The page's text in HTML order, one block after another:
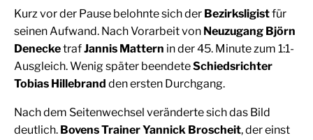
Kurz vor der Pause belohnte sich der Bezirksligistfür
seinen Aufwand. Nach Vorarbeit von Neuzugang Björn
DenecketrafJannis Mattern in der 45. Minute zum 1:1-
Ausgleich. Wenig später beendeteSchiedsrichter
Tobias Hillebrand den ersten Durchgang.
Nach dem Seitenwechsel veränderte sich das Bild
deutlich. Bovens Trainer Yannick Broscheit, der einst